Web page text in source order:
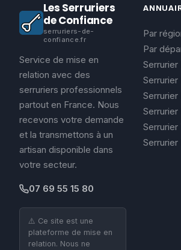
Les Serruriers
de Confiance
serruriers-de-
confiance.fr
Service de mise en
relation avec des
serruriers professionnels
partout en France. Nous
recevons votre demande
et la transmettons à un
artisan disponible dans
votre secteur.
07 69 55 15 80
⚠️ Ce site est une
plateforme de mise en
relation. Nous ne
Par
Par
Serrurier
Serrurier
Serrurier
Serrurier
Serrurier